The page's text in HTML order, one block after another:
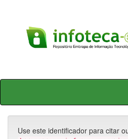
Skip
Use este identificador para citar